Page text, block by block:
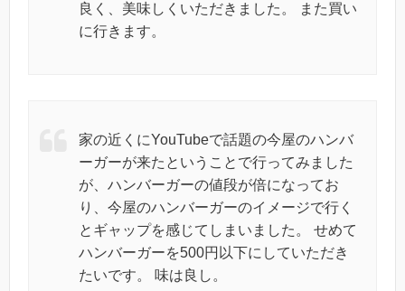
良く、美味しくいただきました。 また買い
に行きます。
家の近くにYouTubeで話題の今屋のハンバ
ーガーが来たということで行ってみました
が、ハンバーガーの値段が倍になってお
り、今屋のハンバーガーのイメージで行く
とギャップを感じてしまいました。 せめて
ハンバーガーを500円以下にしていただき
たいです。 味は良し。